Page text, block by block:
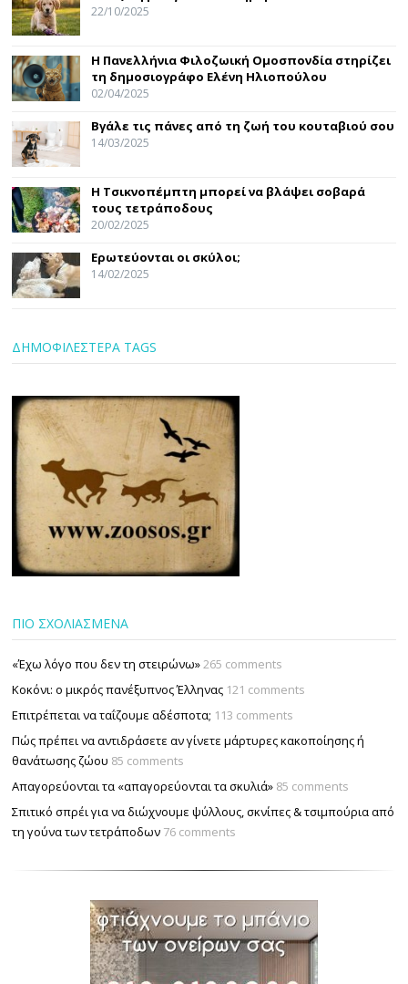
22/10/2025
Η Πανελλήνια Φιλοζωική Ομοσπονδία στηρίζει
τη δημοσιογράφο Ελένη Ηλιοπούλου
02/04/2025
Βγάλε τις πάνες από τη ζωή του κουταβιού σου
14/03/2025
Η Τσικνοπέμπτη μπορεί να βλάψει σοβαρά
τους τετράποδους
20/02/2025
Ερωτεύονται οι σκύλοι;
14/02/2025
ΔΗΜΟΦΙΛΕΣΤΕΡΑ TAGS
ΠΙΟ ΣΧΟΛΙΑΣΜΕΝΑ
«Έχω λόγο που δεν τη στειρώνω»265 comments
Κοκόνι: ο μικρός πανέξυπνος Έλληνας 121 comments
Επιτρέπεται να ταΐζουµε αδέσποτα; 113 comments
Πώς πρέπει να αντιδράσετε αν γίνετε μάρτυρες κακοποίησης ή
θανάτωσης ζώου 85 comments
Απαγορεύονται τα «απαγορεύονται τα σκυλιά» 85 comments
Σπιτικό σπρέι για να διώχνουμε ψύλλους, σκνίπες & τσιμπούρια από
τη γούνα των τετράποδων 76 comments